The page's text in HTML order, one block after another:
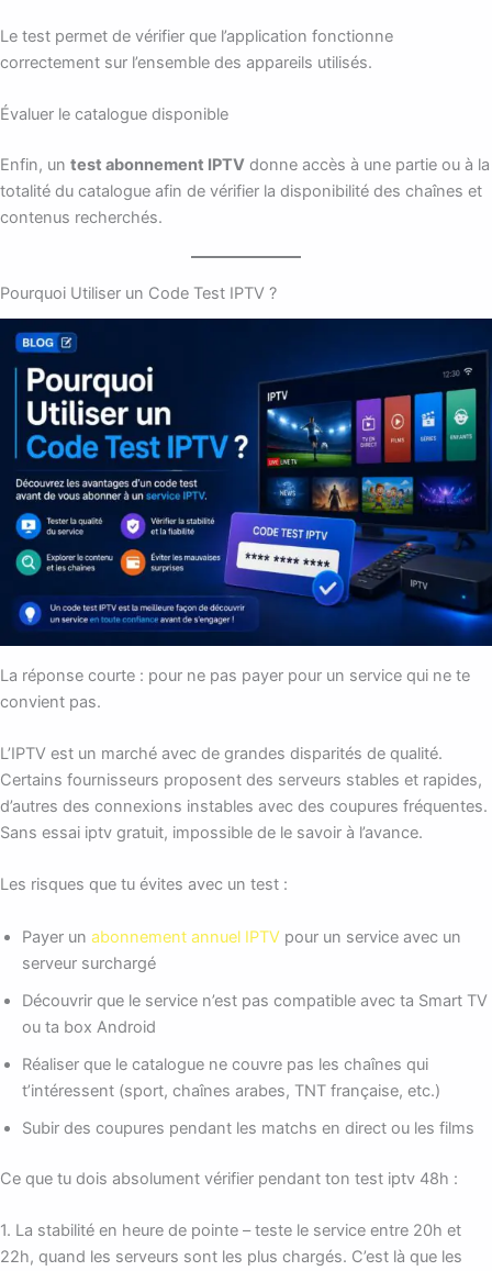
Le test permet de vérifier que l’application fonctionne
correctement sur l’ensemble des appareils utilisés.
Évaluer le catalogue disponible
Enfin, un test abonnement IPTV donne accès à une partie ou à la
totalité du catalogue afin de vérifier la disponibilité des chaînes et
contenus recherchés.
Pourquoi Utiliser un Code Test IPTV ?
La réponse courte : pour ne pas payer pour un service qui ne te
convient pas.
L’IPTV est un marché avec de grandes disparités de qualité.
Certains fournisseurs proposent des serveurs stables et rapides,
d’autres des connexions instables avec des coupures fréquentes.
Sans essai iptv gratuit, impossible de le savoir à l’avance.
Les risques que tu évites avec un test :
Payer un abonnement annuel IPTV pour un service avec un
serveur surchargé
Découvrir que le service n’est pas compatible avec ta Smart TV
ou ta box Android
Réaliser que le catalogue ne couvre pas les chaînes qui
t’intéressent (sport, chaînes arabes, TNT française, etc.)
Subir des coupures pendant les matchs en direct ou les films
Ce que tu dois absolument vérifier pendant ton test iptv 48h :
1. La stabilité en heure de pointe – teste le service entre 20h et
22h, quand les serveurs sont les plus chargés. C’est là que les